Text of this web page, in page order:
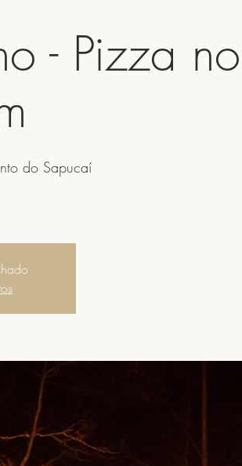
- Pizza no
do Sapucaí